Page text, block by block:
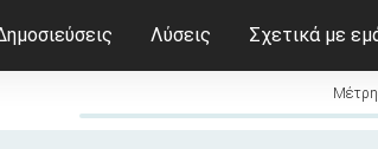
Λύσεις Σχετικά με